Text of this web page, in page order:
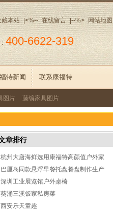
藏本站 |<%-- 在线留言 |--%> 网站地图
400-6622-319
特新闻 联系康福特
图片 藤编家具图片
章排行
杭州大唐海鲜选用康福特高颜值户外家
具
巴厘岛同款悬浮早餐托盘餐盘制作生产
厂家
深圳工业展览馆户外桌椅
葵涌三溪饭家私房菜
西安乐天童趣